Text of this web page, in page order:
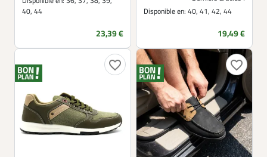
40, 44
Prix
23,39 €
Disponible en: 40, 41, 42, 44
Prix
19,49 €
favorite_border favorite_border